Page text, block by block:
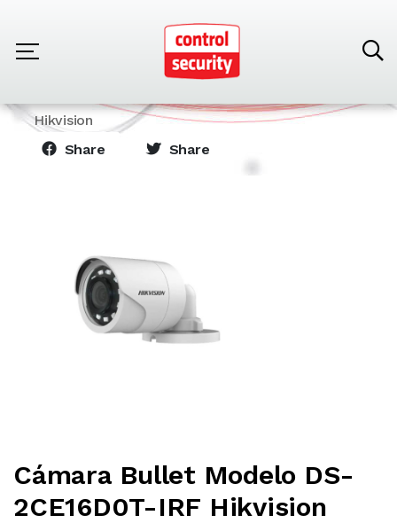
Hikvision
Hikvision
Share
Share
Cámara Bullet Modelo DS-
2CE16D0T-IRF Hikvision